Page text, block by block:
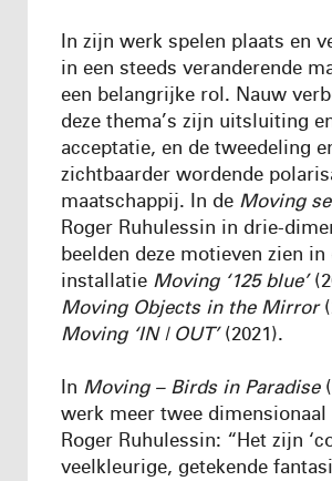
In zijn werk spelen plaats en
in een steeds veranderende
een belangrijke rol. Nauw
deze thema’s zijn uitsluiting
acceptatie, en de tweedeling
zichtbaarder wordende
maatschappij. In de Moving
Roger Ruhulessin in drie-
beelden deze motieven zien in
installatie Moving ‘125 blue’
Moving Objects in the Mirror
Moving ‘IN | OUT’(2021).
In Moving – Birds in Paradise
werk meer twee dimensionaal
Roger Ruhulessin: “Het zijn
veelkleurige, getekende